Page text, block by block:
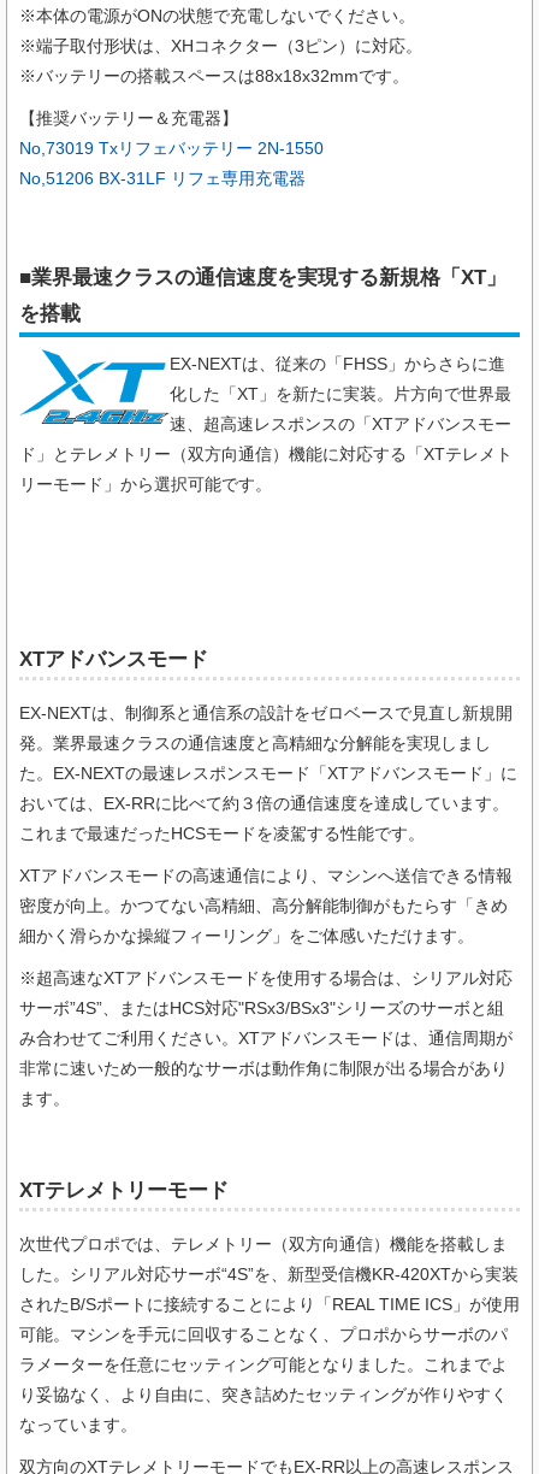
※本体の電源がONの状態で充電しないでください。
※端子取付形状は、XHコネクター（3ピン）に対応。
※バッテリーの搭載スペースは88x18x32mmです。
【推奨バッテリー＆充電器】
No,73019 Txリフェバッテリー 2N-1550
No,51206 BX-31LF リフェ専用充電器
■業界最速クラスの通信速度を実現する新規格「XT」
を搭載
EX-NEXTは、従来の「FHSS」からさらに進
化した「XT」を新たに実装。片方向で世界最
速、超高速レスポンスの「XTアドバンスモー
ド」とテレメトリー（双方向通信）機能に対応する「XTテレメト
リーモード」から選択可能です。
XTアドバンスモード
EX-NEXTは、制御系と通信系の設計をゼロベースで見直し新規開
発。業界最速クラスの通信速度と高精細な分解能を実現しまし
た。EX-NEXTの最速レスポンスモード「XTアドバンスモード」に
おいては、EX-RRに比べて約３倍の通信速度を達成しています。
これまで最速だったHCSモードを凌駕する性能です。
XTアドバンスモードの高速通信により、マシンへ送信できる情報
密度が向上。かつてない高精細、高分解能制御がもたらす「きめ
細かく滑らかな操縦フィーリング」をご体感いただけます。
※超高速なXTアドバンスモードを使用する場合は、シリアル対応
サーボ”4S”、またはHCS対応"RSx3/BSx3"シリーズのサーボと組
み合わせてご利用ください。XTアドバンスモードは、通信周期が
非常に速いため一般的なサーボは動作角に制限が出る場合があり
ます。
XTテレメトリーモード
次世代プロポでは、テレメトリー（双方向通信）機能を搭載しま
した。シリアル対応サーボ“4S”を、新型受信機KR-420XTから実装
されたB/Sポートに接続することにより「REAL TIME ICS」が使用
可能。マシンを手元に回収することなく、プロポからサーボのパ
ラメーターを任意にセッティング可能となりました。これまでよ
り妥協なく、より自由に、突き詰めたセッティングが作りやすく
なっています。
双方向のXTテレメトリーモードでもEX-RR以上の高速レスポンス